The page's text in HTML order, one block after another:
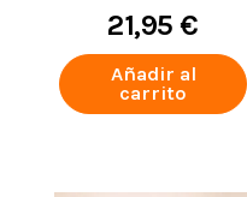
21,95 €
Añadir al
carrito